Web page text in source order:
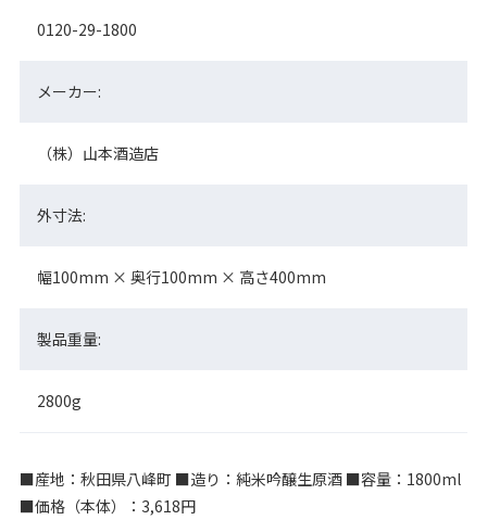
0120-29-1800
メーカー:
（株）山本酒造店
外寸法:
幅100mm × 奥行100mm × 高さ400mm
製品重量:
2800g
■産地：秋田県八峰町 ■造り：純米吟醸生原酒 ■容量：1800ml
■価格（本体）：3,618円